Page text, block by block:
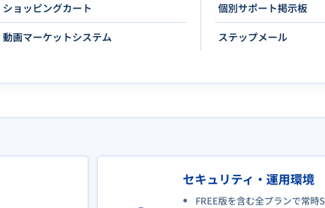
ショッピングカート
動画マーケットシステム
個別サポート掲示板
ステップメール
セキュリティ・運用環境
FREE版を含む全プランで常時